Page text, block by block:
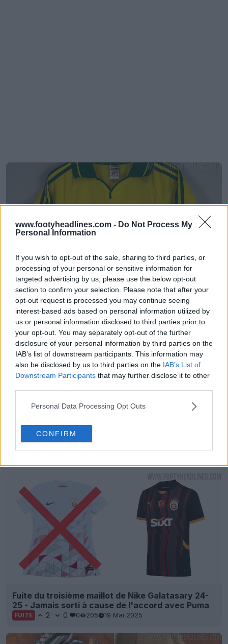
www.footyheadlines.com - Do Not Process My
Personal Information
If you wish to opt-out of the sale, sharing to third parties, or
processing of your personal or sensitive information for
targeted advertising by us, please use the below opt-out
section to confirm your selection. Please note that after your
opt-out request is processed you may continue seeing
interest-based ads based on personal information utilized by
us or personal information disclosed to third parties prior to
your opt-out. You may separately opt-out of the further
disclosure of your personal information by third parties on the
IAB’s list of downstream participants. This information may
also be disclosed by us to third parties on the IAB’s List of
Downstream Participants that may further disclose it to other
Personal Data Processing Opt Outs
CONFIRM
Maillot prototype « Brésil » du Real Madrid 2000
0 0 0 283 6 Sep 2025
Maillot Adidas 2025 MLS All-Star - Prototype vs
version finale
Fuite du troisième maillot de Nike Galatasary 24-
25 - Jamais sorti à cause de l'accord avec Puma
FUITE 2 0 0 205 19 Mai 2025